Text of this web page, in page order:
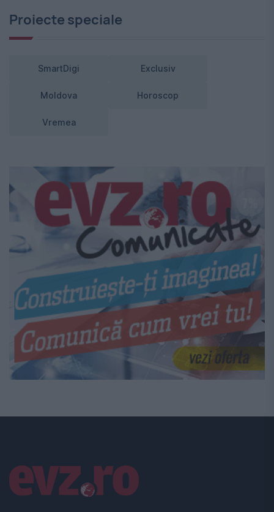
Proiecte speciale
SmartDigi Exclusiv
Moldova Horoscop
Vremea
Linkuri utile